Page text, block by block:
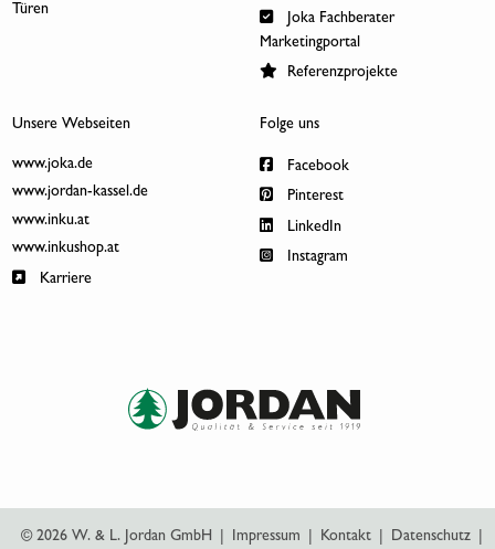
Türen
Joka Fachberater
Marketingportal
Referenzprojekte
Unsere Webseiten
www.joka.de
www.jordan-kassel.de
www.inku.at
www.inkushop.at
Karriere
Folge uns
Facebook
Pinterest
LinkedIn
Instagram
© 2026 W. & L. Jordan GmbH Impressum Kontakt Datenschutz